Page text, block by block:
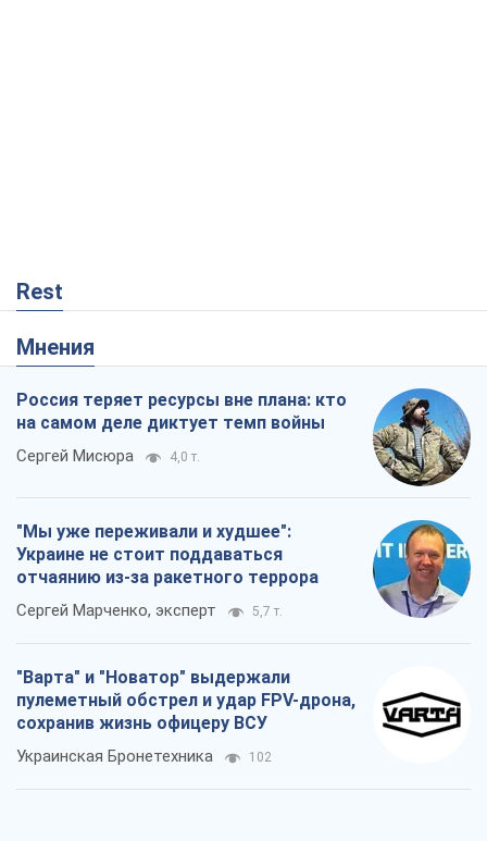
Rest
Мнения
Россия теряет ресурсы вне плана: кто
на самом деле диктует темп войны
Сергей Мисюра 4,0 т.
"Мы уже переживали и худшее":
Украине не стоит поддаваться
отчаянию из-за ракетного террора
Сергей Марченко, эксперт 5,7 т.
"Варта" и "Новатор" выдержали
пулеметный обстрел и удар FPV-дрона,
сохранив жизнь офицеру ВСУ
Украинская Бронетехника 102